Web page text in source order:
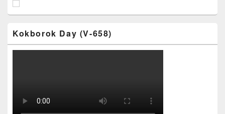
Kokborok Day (V-658)